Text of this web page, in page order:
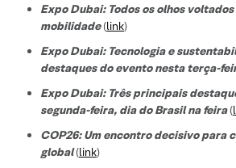
Expo Dubai: Todos os olhos
mobilidade(link)
Expo Dubai: Tecnologia e
destaques do evento nesta terça-
Expo Dubai: Três principais
segunda-feira, dia do Brasil na feira(
COP26: Um encontro decisivo para
global(link)